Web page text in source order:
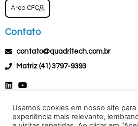
Área CFC
Contato
contato@quadritech.com.br
Matriz (41) 3797-9393
Usamos cookies em nosso site
experiência mais relevante,